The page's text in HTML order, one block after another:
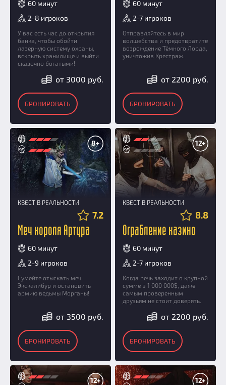
60 минут
2-8 игроков
У вас есть час до открытия
банка, чтобы обойти
лазерную систему охраны,
вскрыть хранилище и выйти
сказочно богатыми!
от 3000 руб.
БРОНИРОВАТЬ
60 минут
2-7 игроков
Отправляйтесь в мир
волшебства и предотвратите
возрождение Тёмного Лорда,
уничтожив Крестраж.
от 2200 руб.
БРОНИРОВАТЬ
8+
КВЕСТ В РЕАЛЬНОСТИ
7.2
Меч короля Артура
60 минут
2-9 игроков
Сумейте отыскать меч
Экскалибур и остановить
армию ведьмы Морганы!
от 3500 руб.
БРОНИРОВАТЬ
12+
КВЕСТ В РЕАЛЬНОСТИ
8.8
Ограбление казино
60 минут
2-7 игроков
Когда речь заходит о крупной
сумме в 1 000 000$, даже
самым проверенным
друзьям не стоит доверять.
от 2200 руб.
БРОНИРОВАТЬ
12+ 12+